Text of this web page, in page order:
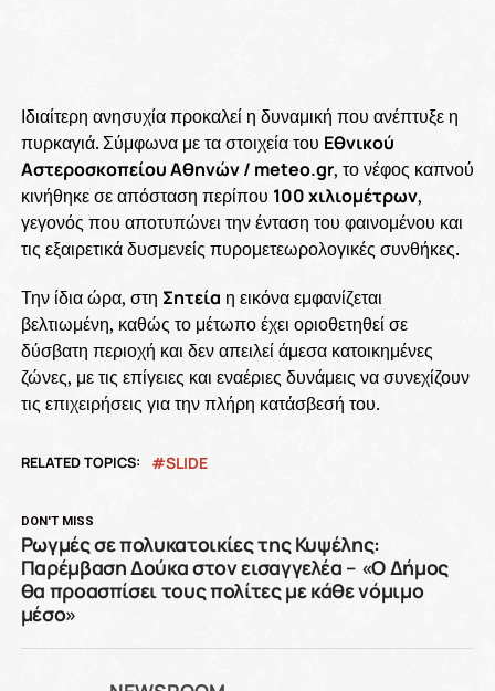
Ιδιαίτερη ανησυχία προκαλεί η δυναμική που ανέπτυξε η
πυρκαγιά. Σύμφωνα με τα στοιχεία του Εθνικού
Αστεροσκοπείου Αθηνών / meteo.gr, το νέφος καπνού
κινήθηκε σε απόσταση περίπου 100 χιλιομέτρων,
γεγονός που αποτυπώνει την ένταση του φαινομένου και
τις εξαιρετικά δυσμενείς πυρομετεωρολογικές συνθήκες.
Την ίδια ώρα, στη Σητεία η εικόνα εμφανίζεται
βελτιωμένη, καθώς το μέτωπο έχει οριοθετηθεί σε
δύσβατη περιοχή και δεν απειλεί άμεσα κατοικημένες
ζώνες, με τις επίγειες και εναέριες δυνάμεις να συνεχίζουν
τις επιχειρήσεις για την πλήρη κατάσβεσή του.
RELATED TOPICS: SLIDE
DON'T MISS
Ρωγμές σε πολυκατοικίες της Κυψέλης:
Παρέμβαση Δούκα στον εισαγγελέα – «Ο Δήμος
θα προασπίσει τους πολίτες με κάθε νόμιμο
μέσο»